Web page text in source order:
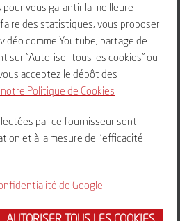
vous garantir la meilleure
des statistiques, vous proposer
comme Youtube, partage de
sur "Autoriser tous les cookies" ou
acceptez le dépôt des
Politique de Cookies
par ce fournisseur sont
et à la mesure de l'efficacité
de Google